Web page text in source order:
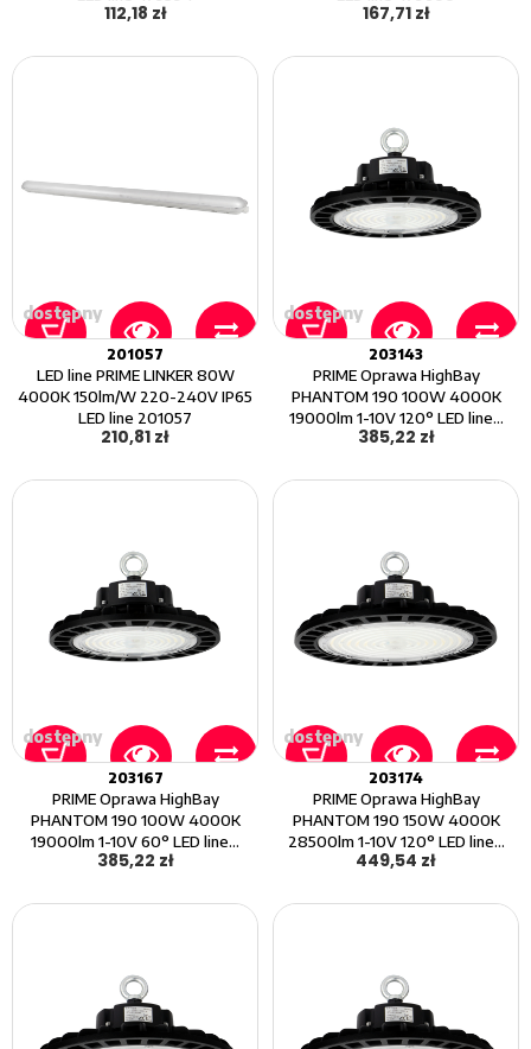
112,18 zł 167,71 zł
dostępny
201057
LED line PRIME LINKER 80W
4000K 150lm/W 220-240V IP65
LED line 201057
210,81 zł
dostępny
203143
PRIME Oprawa HighBay
PHANTOM 190 100W 4000K
19000lm 1-10V 120° LED line...
385,22 zł
dostępny
203167
PRIME Oprawa HighBay
PHANTOM 190 100W 4000K
19000lm 1-10V 60° LED line...
385,22 zł
dostępny
203174
PRIME Oprawa HighBay
PHANTOM 190 150W 4000K
28500lm 1-10V 120° LED line...
449,54 zł